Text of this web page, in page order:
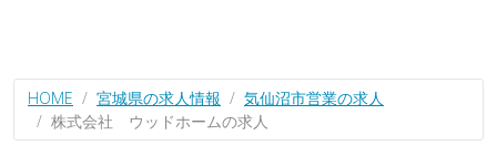
HOME 宮城県の求人情報
気仙沼市営業の求人
株式会社 ウッドホームの求人